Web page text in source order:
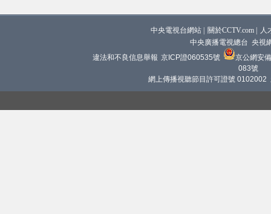
中央電視台網站 關於CCTV.com
人
中央廣播電視總台 央視
違法和不良信息舉報 京ICP證060535號
京公網安
083號
網上傳播視聽節目許可證號 0102002